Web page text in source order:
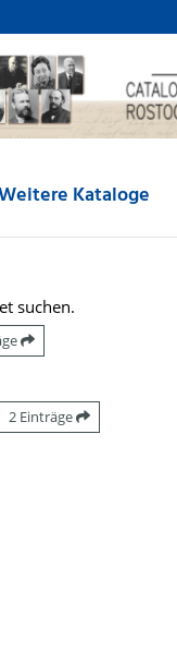
Kataloge
suchen.
2 Einträge